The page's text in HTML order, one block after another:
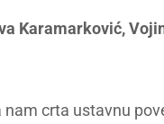
Karamarković,
crta ustavnu